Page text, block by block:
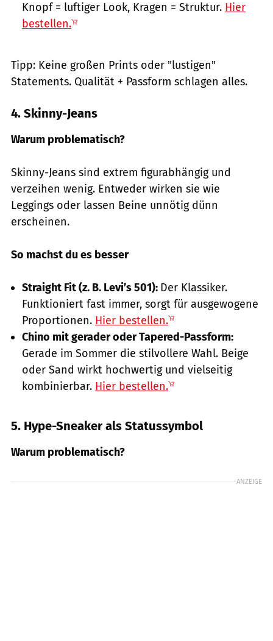
Knopf = luftiger Look, Kragen = Struktur. Hier
bestellen.
Tipp: Keine großen Prints oder "lustigen"
Statements. Qualität + Passform schlagen alles.
4. Skinny-Jeans
Warum problematisch?
Skinny-Jeans sind extrem figurabhängig und
verzeihen wenig. Entweder wirken sie wie
Leggings oder lassen Beine unnötig dünn
erscheinen.
So machst du es besser
Straight Fit (z. B. Levi’s 501): Der Klassiker.
Funktioniert fast immer, sorgt für ausgewogene
Proportionen. Hier bestellen.
Chino mit gerader oder Tapered-Passform:
Gerade im Sommer die stilvollere Wahl. Beige
oder Sand wirkt hochwertig und vielseitig
kombinierbar. Hier bestellen.
5. Hype-Sneaker als Statussymbol
Warum problematisch?
ANZEIGE